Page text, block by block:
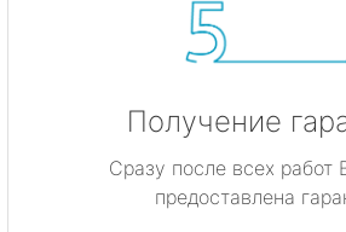
Получение
Сразу после всех работ
предоставлена